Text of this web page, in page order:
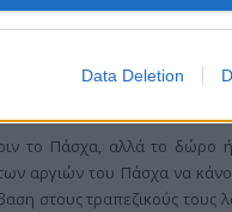
Data Deletion
η επιστροφή
το Πάσχα, αλλά το δώρο
αργιών του Πάσχα να
στους τραπεζικούς τους